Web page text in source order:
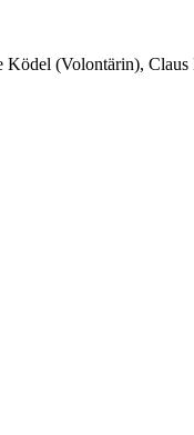
Ködel (Volontärin), Claus